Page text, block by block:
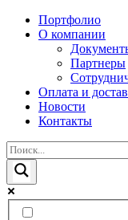
Портфолио
О компании
Партнеры
Оплата и
Новости
Контакты